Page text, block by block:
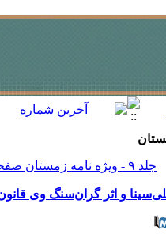
جلد ۹ - ويژه نامه زمستان صفحات ۱۶-۹
و اثر گران‌سنگ وی